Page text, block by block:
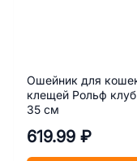
Ошейник для
клещей Рольф
35 см
619.99 ₽